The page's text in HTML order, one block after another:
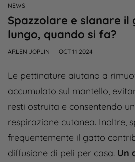
NEWS
Spazzolare e slanare
lungo, quando si fa?
ARLEN JOPLIN OCT 11 2024
Le pettinature aiutano a
accumulato sul mantello,
resti ostruita e consentendo
respirazione cutanea. Inoltre,
frequentemente il gatto
diffusione di peli per casa. Un